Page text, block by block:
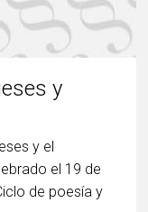
y
y el
el 19 de
de poesía y